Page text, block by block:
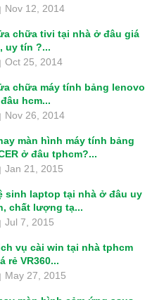
Nov 12, 2014
chữa tivi tại nhà ở đâu giá
uy tín ?...
Oct 25, 2014
chữa máy tính bảng lenovo
hcm...
Nov 26, 2014
màn hình máy tính bảng
ở đâu tphcm?...
Jan 21, 2015
sinh laptop tại nhà ở đâu uy
chất lượng tạ...
Jul 7, 2015
vụ cài win tại nhà tphcm
rẻ VR360...
May 27, 2015